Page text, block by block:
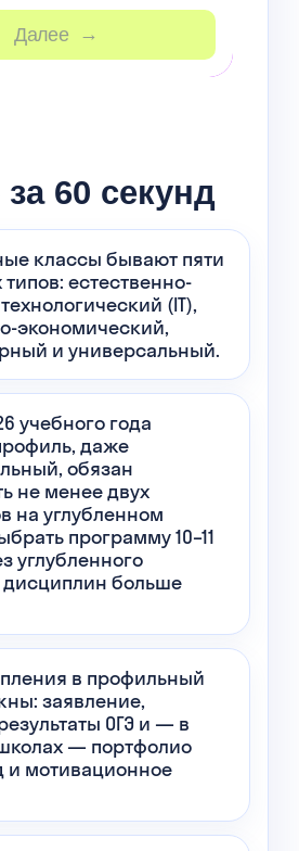
60 секунд
классы бывают пяти
естественно-
(IT),
экономический,
и универсальный.
учебного года
даже
обязан
не менее двух
на углубленном
программу 10–11
углубленного
дисциплин больше
в профильный
заявление,
ОГЭ и — в
— портфолио
и мотивационное